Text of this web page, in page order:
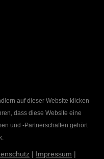
auf dieser Website klicken
dass diese Website eine
und -Partnerschaften gehört
| Impressum |